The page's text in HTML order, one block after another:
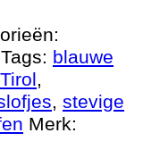
Tags: blauwe
,
, stevige
Merk: